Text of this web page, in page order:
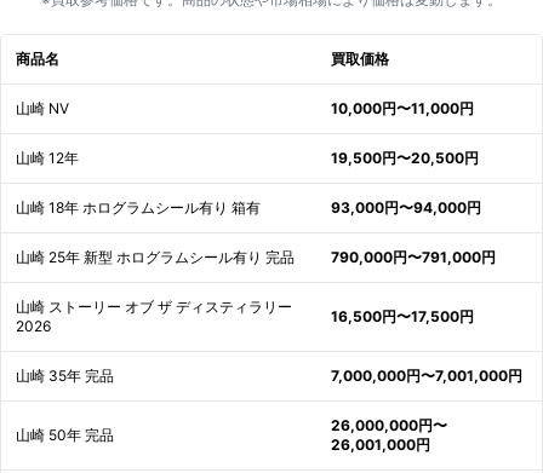
商品名 買取価格
山崎 NV 10,000円〜11,000円
山崎 12年 19,500円〜20,500円
山崎 18年 ホログラムシール有り 箱有 93,000円〜94,000円
山崎 25年 新型 ホログラムシール有り 完品 790,000円〜791,000円
山崎 ストーリー オブ ザ ディスティラリー
2026
16,500円〜17,500円
山崎 35年 完品 7,000,000円〜7,001,000円
山崎 50年 完品
26,000,000円〜
26,001,000円